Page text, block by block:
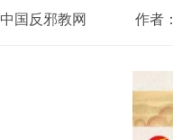
中国反邪教网 作者：